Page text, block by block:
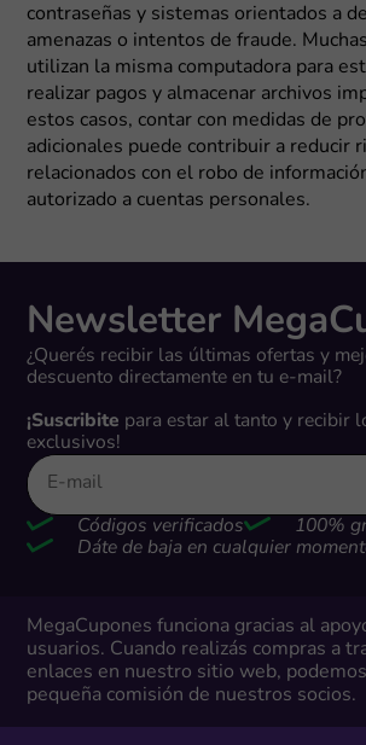
contraseñas y sistemas orientados a
amenazas o intentos de fraude.
utilizan la misma computadora para
realizar pagos y almacenar archivos
estos casos, contar con medidas de
adicionales puede contribuir a reducir
relacionados con el robo de
autorizado a cuentas personales.
Newsletter
¿Querés recibir las últimas ofertas y
descuento directamente en tu e-mail?
¡Suscribite para estar al tanto y recibir
exclusivos!
Códigos verificados
100%
Dáte de baja en cualquier
MegaCupones funciona gracias al
usuarios. Cuando realizás compras a
enlaces en nuestro sitio web,
pequeña comisión de nuestros socios.